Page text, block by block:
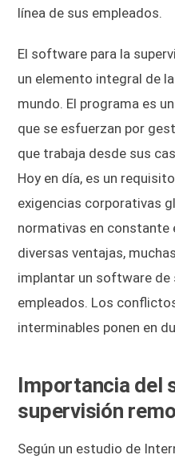
línea de sus empleados.
El software para la
un elemento integral de
mundo. El programa es
que se esfuerzan por
que trabaja desde sus
Hoy en día, es un
exigencias corporativas
normativas en constante
diversas ventajas,
implantar un software de
empleados. Los
interminables ponen en
Importancia del
supervisión
Según un estudio de